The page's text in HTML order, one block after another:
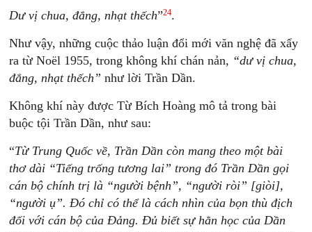
Dư vị chua, đắng, nhạt thếch”24.
Như vậy, những cuộc thảo luận đổi mới văn nghệ đã xẩy
ra từ Noël 1955, trong không khí chán nản, “dư vị chua,
đắng, nhạt thếch” như lời Trần Dần.
Không khí này được Từ Bích Hoàng mô tả trong bài
buộc tội Trần Dần, như sau:
“Từ Trung Quốc về, Trần Dần còn mang theo một bài
thơ dài “Tiếng trống tương lai” trong đó Trần Dần gọi
cán bộ chính trị là “người bệnh”, “người ròi” [giòi],
“người ụ”. Đó chỉ có thể là cách nhìn của bọn thù địch
đối với cán bộ của Đảng. Đủ biết sự hằn học của Dần